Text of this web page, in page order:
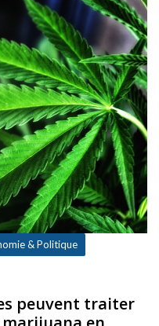
& Politique
peuvent traiter